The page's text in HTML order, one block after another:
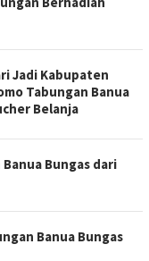
Jadi Kabupaten
Tabungan Banua
Belanja
Bungas dari
Banua Bungas